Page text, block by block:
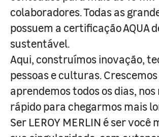
colaboradores. Todas as
possuem a certificação AQUA
sustentável.
Aqui, construímos inovação,
pessoas e culturas.
aprendemos todos os dias,
rápido para chegarmos mais
Ser LEROY MERLIN é ser você